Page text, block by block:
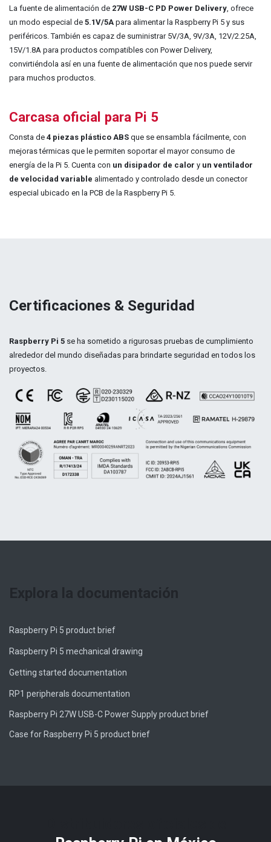
La fuente de alimentación de 27W USB-C PD Power Delivery, ofrece
un modo especial de 5.1V/5A para alimentar la Raspberry Pi 5 y sus
periféricos. También es capaz de suministrar 5V/3A, 9V/3A, 12V/2.25A,
15V/1.8A para productos compatibles con Power Delivery,
convirtiéndola así en una fuente de alimentación que nos puede servir
para muchos productos.
Carcasa oficial para Pi 5
Consta de 4 piezas plástico ABS que se ensambla fácilmente, con
mejoras térmicas que le permiten soportar el mayor consumo de
energía de la Pi 5. Cuenta con un disipador de calor y un ventilador
de velocidad variable alimentado y controlado desde un conector
especial ubicado en la PCB de la Raspberry Pi 5.
Certificaciones & Seguridad
Raspberry Pi 5 se ha sometido a rigurosas pruebas de cumplimiento
alrededor del mundo diseñadas para brindarte seguridad en todos los
proyectos.
Explora la documentación
Raspberry Pi 5 product brief
Raspberry Pi 5 mechanical drawing
Getting started documentation
RP1 peripherals documentation
Raspberry Pi 27W USB-C Power Supply product brief
Case for Raspberry Pi 5 product brief